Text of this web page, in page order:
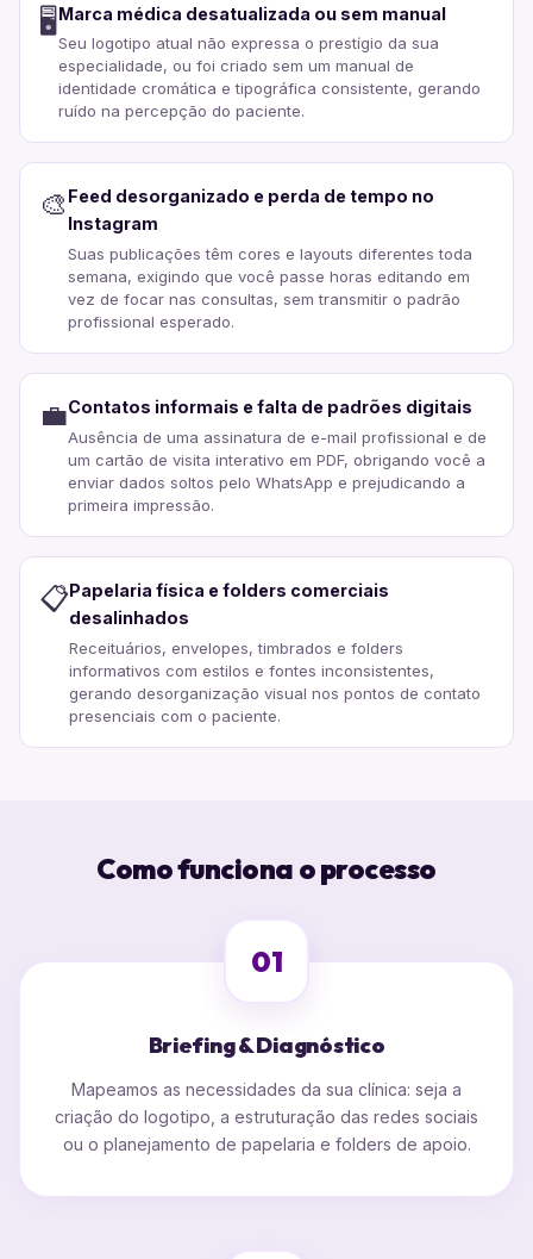
🖥️ Marca médica desatualizada ou sem manual
Seu logotipo atual não expressa o prestígio da sua
especialidade, ou foi criado sem um manual de
identidade cromática e tipográfica consistente, gerando
ruído na percepção do paciente.
🎨 Feed desorganizado e perda de tempo no
Instagram
Suas publicações têm cores e layouts diferentes toda
semana, exigindo que você passe horas editando em
vez de focar nas consultas, sem transmitir o padrão
profissional esperado.
💼Contatos informais e falta de padrões digitais
Ausência de uma assinatura de e-mail profissional e de
um cartão de visita interativo em PDF, obrigando você a
enviar dados soltos pelo WhatsApp e prejudicando a
primeira impressão.
📋Papelaria física e folders comerciais
desalinhados
Receituários, envelopes, timbrados e folders
informativos com estilos e fontes inconsistentes,
gerando desorganização visual nos pontos de contato
presenciais com o paciente.
Como funciona o processo
01
Briefing & Diagnóstico
Mapeamos as necessidades da sua clínica: seja a
criação do logotipo, a estruturação das redes sociais
ou o planejamento de papelaria e folders de apoio.